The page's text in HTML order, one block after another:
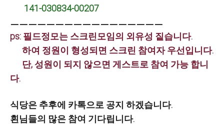
141-030834-00207
ㅡㅡㅡㅡㅡㅡㅡㅡㅡㅡㅡㅡㅡㅡㅡㅡㅡ
ps: 필드정모는 스크린모임의 외유성 짙습니다.
하여 정원이 형성되면 스크린 참여자 우선입니다.
단, 성원이 되지 않으면 게스트로 참여 가능 합니
다.
식당은 추후에 카톡으로 공지 하겠습니다.
횐님들의 많은 참여 기다립니다.